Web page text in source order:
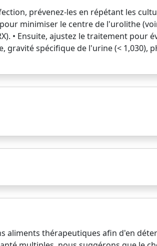
prévenez-les en répétant les
minimiser le centre de l'urolithe
• Ensuite, ajustez le traitement pour
spécifique de l'urine (< 1,030),
aliments thérapeutiques afin d'en